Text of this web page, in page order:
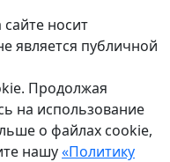
носит
является публичной
Продолжая
на использование
о файлах cookie,
нашу«Политику